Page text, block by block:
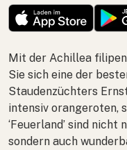
Mit der Achillea
Sie sich eine der
Staudenzüchters
intensiv orangeroten,
‘Feuerland’ sind
sondern auch